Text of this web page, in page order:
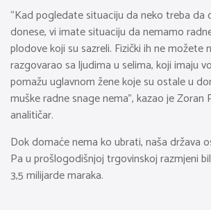
“Kad pogledate situaciju da neko treba da
donese, vi imate situaciju da nemamo
plodove koji su sazreli. Fizički ih ne možete
razgovarao sa ljudima u selima, koji imaju
pomažu uglavnom žene koje su ostale u
muške radne snage nema”, kazao je Zoran
analitičar.
Dok domaće nema ko ubrati, naša država
Pa u prošlogodišnjoj trgovinskoj razmjeni
3,5 milijarde maraka.